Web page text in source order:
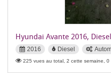
Hyundai Avante 2016,
2016 Diesel
225 vues au total, 2 cette semaine, 0